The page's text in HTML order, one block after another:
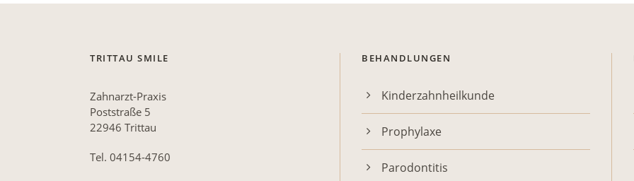
TRITTAU SMILE
Zahnarzt-Praxis
Poststraße 5
22946 Trittau
Tel. 04154-4760
BEHANDLUNGEN
Kinderzahnheilkunde
Prophylaxe
Parodontitis